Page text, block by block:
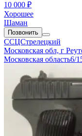
10 000 ₽
Хорошее
Шаман
Позвонить
ССЦСтрелецкий
Московская обл, г
Московская область6/